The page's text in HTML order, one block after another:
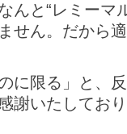
んと“レミーマ
せん。だから
に限る」と、
謝いたしてお